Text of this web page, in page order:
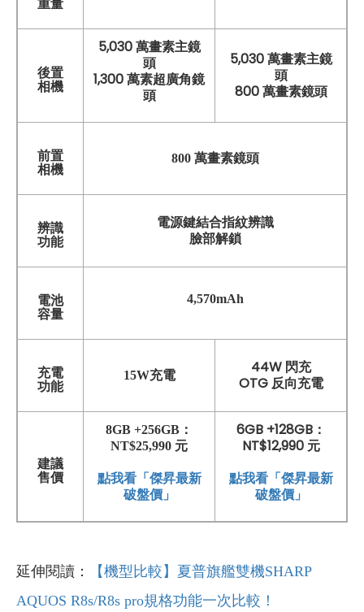
重量
後置
相機
5,030 萬畫素主鏡
頭
1,300 萬素超廣角鏡
頭
5,030 萬畫素主鏡
頭
800 萬畫素鏡頭
前置
相機
800 萬畫素鏡頭
辨識
功能
電源鍵結合指紋辨識
臉部解鎖
電池
容量
4,570mAh
充電
功能
15W充電
44W 閃充
OTG 反向充電
建議
售價
8GB +256GB：
NT$25,990 元
點我看「傑昇最新
破盤價」
6GB +128GB：
NT$12,990 元
點我看「傑昇最新
破盤價」
延伸閱讀：
【機型比較】夏普旗艦雙機SHARP
AQUOS R8s/R8s pro規格功能一次比較！